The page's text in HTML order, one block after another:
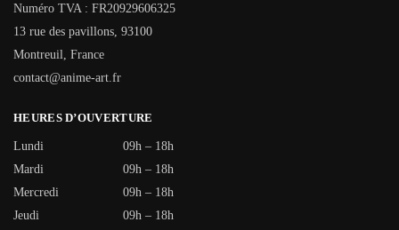
Numéro TVA : FR20929606325
13 rue des pavillons, 93100
Montreuil, France
contact@anime-art.fr
HEURES D’OUVERTURE
Lundi
09h – 18h
Mardi
09h – 18h
Mercredi
09h – 18h
Jeudi
09h – 18h